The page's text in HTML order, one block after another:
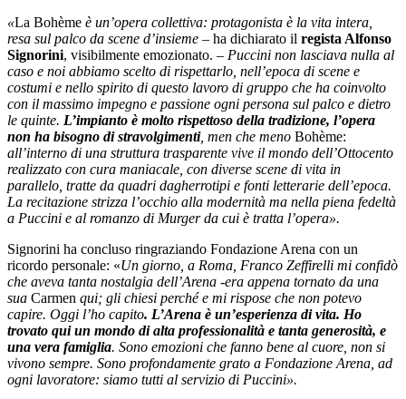
«La Bohème è un’opera collettiva: protagonista è la vita intera,
resa sul palco da scene d’insieme – ha dichiarato il regista Alfonso
Signorini, visibilmente emozionato. – Puccini non lasciava nulla al
caso e noi abbiamo scelto di rispettarlo, nell’epoca di scene e
costumi e nello spirito di questo lavoro di gruppo che ha coinvolto
con il massimo impegno e passione ogni persona sul palco e dietro
le quinte. L’impianto è molto rispettoso della tradizione, l’opera
non ha bisogno di stravolgimenti, men che meno Bohème:
all’interno di una struttura trasparente vive il mondo dell’Ottocento
realizzato con cura maniacale, con diverse scene di vita in
parallelo, tratte da quadri dagherrotipi e fonti letterarie dell’epoca.
La recitazione strizza l’occhio alla modernità ma nella piena fedeltà
a Puccini e al romanzo di Murger da cui è tratta l’opera».
Signorini ha concluso ringraziando Fondazione Arena con un
ricordo personale: «Un giorno, a Roma, Franco Zeffirelli mi confidò
che aveva tanta nostalgia dell’Arena -era appena tornato da una
sua Carmen qui; gli chiesi perché e mi rispose che non potevo
capire. Oggi l’ho capito. L’Arena è un’esperienza di vita. Ho
trovato qui un mondo di alta professionalità e tanta generosità, e
una vera famiglia. Sono emozioni che fanno bene al cuore, non si
vivono sempre. Sono profondamente grato a Fondazione Arena, ad
ogni lavoratore: siamo tutti al servizio di Puccini».